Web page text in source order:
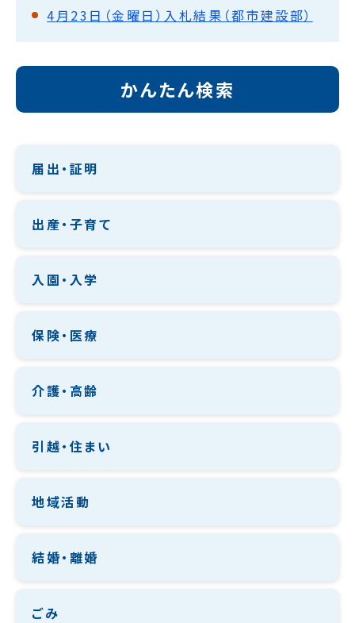
4月23日（金曜日）入札結果（都市建設部）
かんたん検索
届出・証明
出産・子育て
入園・入学
保険・医療
介護・高齢
引越・住まい
地域活動
結婚・離婚
ごみ